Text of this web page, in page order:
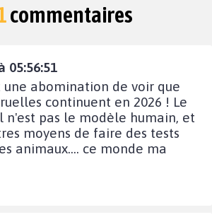
commentaires
05:56:51
une abomination de voir que
continuent en 2026 ! Le
n'est pas le modèle humain, et
moyens de faire des tests
animaux.... ce monde ma